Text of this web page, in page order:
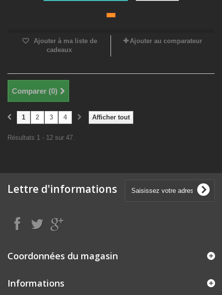
Ajouter à ma liste de
cadeaux
Ajouter au comparateur
Comparer (0)
Afficher tout
1 2 3 4
Résultats 1 - 12 sur 47.
Lettre d'informations
Coordonnées du magasin
Informations